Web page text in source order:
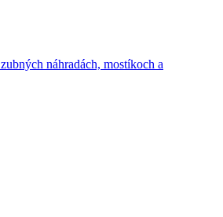
náhradách, mostíkoch a